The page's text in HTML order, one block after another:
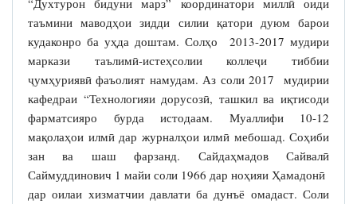
“Духтурон бидуни марз” координатори миллӣ оиди
таъмини маводҳои зидди силии қатори дуюм барои
кудаконро ба уҳда доштам. Солҳо 2013-2017 мудири
маркази таълимӣ-истеҳсолии коллеҷи тиббии
ҷумҳуриявӣ фаъолият намудам. Аз соли 2017 мудирии
кафедраи “Технологияи дорусозӣ, ташкил ва иқтисоди
фарматсияро бурда истодаам. Муаллифи 10-12
мақолаҳои илмӣ дар журналҳои илмӣ мебошад. Соҳиби
зан ва шаш фарзанд. Сайдаҳмадов Сайвалӣ
Саймуддинович 1 майи соли 1966 дар ноҳияи Ҳамадонӣ
дар оилаи хизматчии давлати ба дунъё омадаст. Соли